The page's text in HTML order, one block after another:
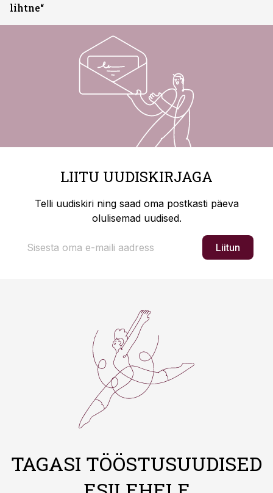
lihtne“
LIITU UUDISKIRJAGA
Telli uudiskiri ning saad oma postkasti päeva
olulisemad uudised.
Liitun
TAGASI TÖÖSTUSUUDISED